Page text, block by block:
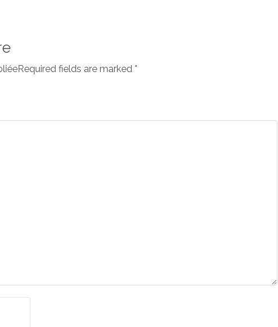
fields are marked *